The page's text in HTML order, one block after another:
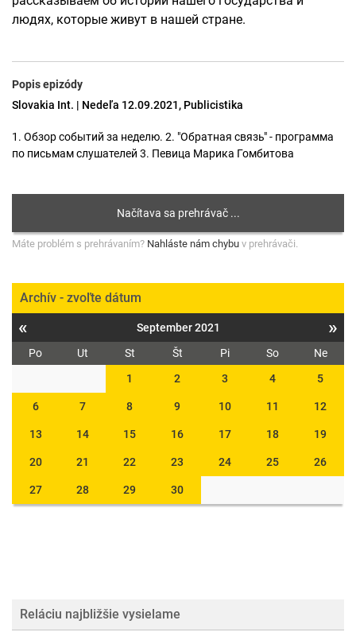
людях, которые живут в нашей стране.
Popis epizódy
Slovakia Int. | Nedeľa 12.09.2021, Publicistika
1. Обзор событий за неделю. 2. "Обратная связь" - программа
по письмам слушателей 3. Певица Марика Гомбитова
Máte problém s prehrávaním? Nahláste nám chybu v prehrávači.
Archív - zvoľte dátum
« September 2021 »
Po Ut St Št Pi So
Ne
1
2 3 4 5
6 7 8 9 10 11 12
13 14 15 16 17 18 19
20 21 22 23 24 25 26
27 28 29 30
Reláciu najbližšie vysielame